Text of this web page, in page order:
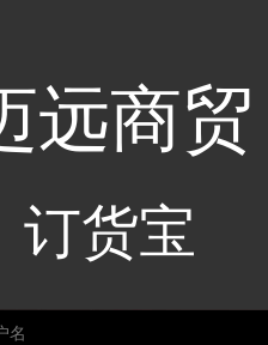
远商贸
订货宝